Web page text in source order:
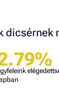
dicsérnek